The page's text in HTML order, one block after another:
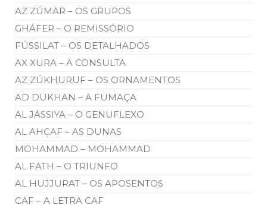
AZ ZÚMAR – OS GRUPOS
GHÁFER – O REMISSÓRIO
FÚSSILAT – OS DETALHADOS
AX XURA – A CONSULTA
AZ ZÚKHURUF – OS ORNAMENTOS
AD DUKHAN – A FUMAÇA
AL JÁSSIYA – O GENUFLEXO
AL AHCAF – AS DUNAS
MOHAMMAD – MOHAMMAD
AL FATH – O TRIUNFO
AL HUJJURAT – OS APOSENTOS
CAF – A LETRA CAF